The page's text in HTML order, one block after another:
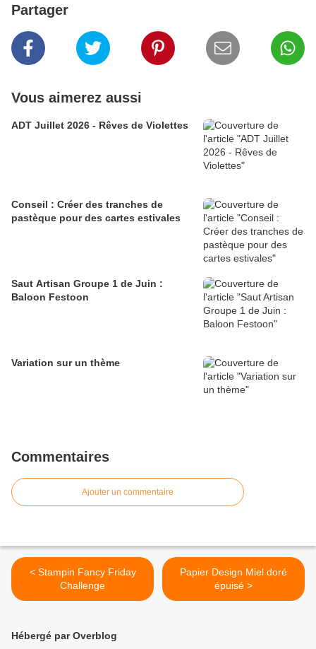
Partager
Vous aimerez aussi
ADT Juillet 2026 - Rêves de Violettes
Conseil : Créer des tranches de
pastèque pour des cartes estivales
Saut Artisan Groupe 1 de Juin :
Baloon Festoon
Variation sur un thème
Commentaires
Ajouter un commentaire
< Stampin Fancy Friday
Challenge
Papier Design Miel doré
épuisé >
Hébergé par Overblog